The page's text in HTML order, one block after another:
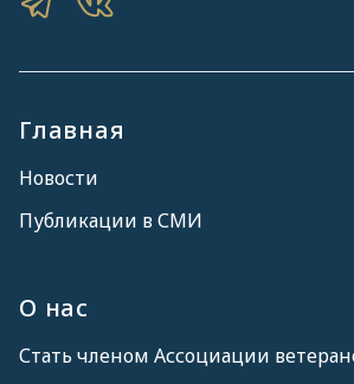
Главная
Новости
Публикации в СМИ
О нас
Стать членом Ассоциации